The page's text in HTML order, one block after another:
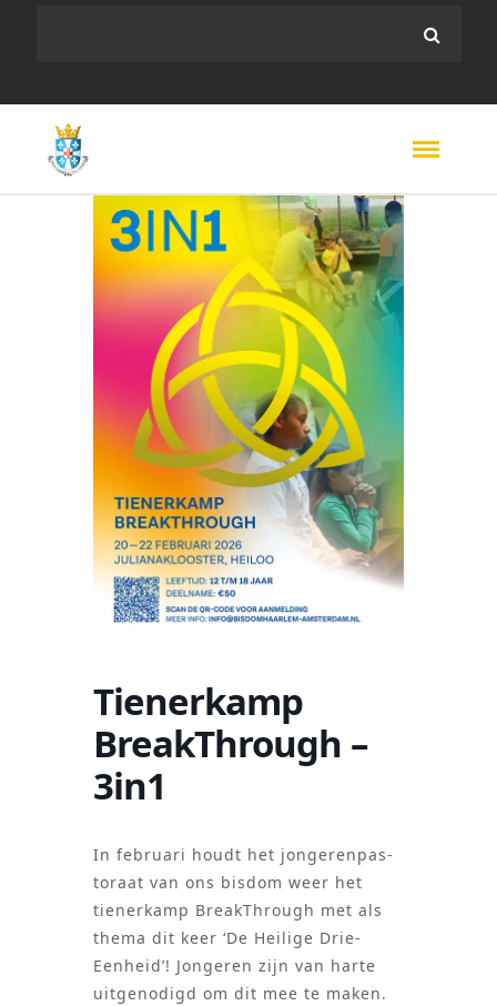
Tienerkamp
BreakThrough –
3in1
In februari houdt het jon­ge­ren­pas­
to­raat van ons bisdom weer het
tiener­kamp BreakThrough met als
thema dit keer ‘De Heilige Drie-
Eenheid’! Jon­ge­ren zijn van harte
uit­ge­no­digd om dit mee te maken.